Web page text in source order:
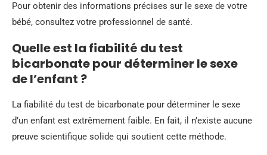
Pour obtenir des informations précises sur le sexe de votre
bébé, consultez votre professionnel de santé.
Quelle est la fiabilité du test
bicarbonate pour déterminer le sexe
de l’enfant ?
La fiabilité du test de bicarbonate pour déterminer le sexe
d’un enfant est extrêmement faible. En fait, il n’existe aucune
preuve scientifique solide qui soutient cette méthode.